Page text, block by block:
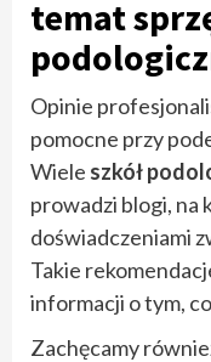
temat
Opinie
pomocne przy
Wiele szkół
prowadzi blogi, na
doświadczeniami
Takie
informacji o tym,
Zachęcamy